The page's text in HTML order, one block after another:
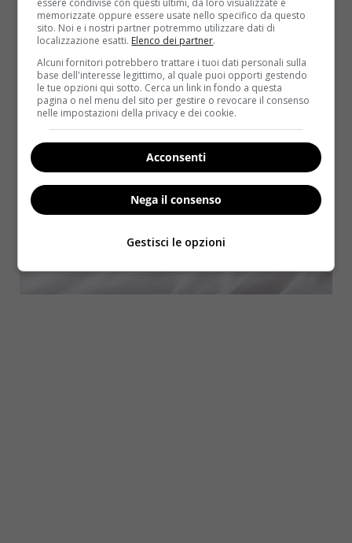
dettaglio il profilo della coppia:“Non stiamo parlando
di persone mentalmente ritardate, bensì di persone che
dopo anni di matrimonio non erano consapevoli dei
requisiti fisici per procreare”.
memorizzate oppure essere usate nello specifico da questo
sito. Noi e i nostri partner potremmo utilizzare dati di
localizzazione esatti. Elenco dei partner.
Alcuni fornitori potrebbero trattare i tuoi dati personali sulla
base dell'interesse legittimo, al quale puoi opporti gestendo
le tue opzioni qui sotto. Cerca un link in fondo a questa
pagina o nel menu del sito per gestire o revocare il consenso
nelle impostazioni della privacy e dei cookie.
Acconsenti
Nega il consenso
Gestisci le opzioni